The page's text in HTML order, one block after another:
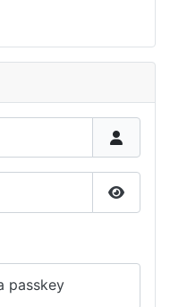
Show
passkey